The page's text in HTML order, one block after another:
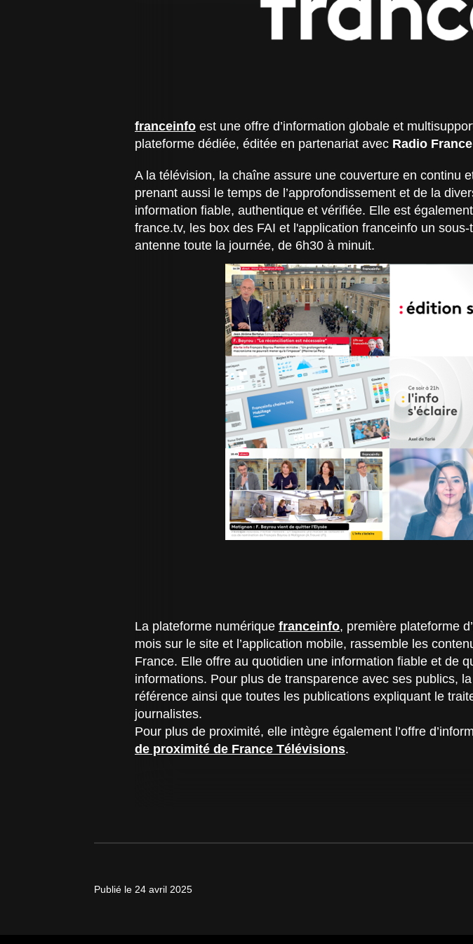
franceinfo est une offre d’information globale et
plateforme dédiée, éditée en partenariat avec Radio France
A la télévision, la chaîne assure une couverture en continu
prenant aussi le temps de l’approfondissement et de la
information fiable, authentique et vérifiée. Elle est
france.tv, les box des FAI et l'application franceinfo un
antenne toute la journée, de 6h30 à minuit.
La plateforme numérique franceinfo, première plateforme
mois sur le site et l’application mobile, rassemble les
France. Elle offre au quotidien une information fiable et de
informations. Pour plus de transparence avec ses publics,
référence ainsi que toutes les publications expliquant le
journalistes.
Pour plus de proximité, elle intègre également l’offre
de proximité de France Télévisions.
Publié le 24 avril 2025